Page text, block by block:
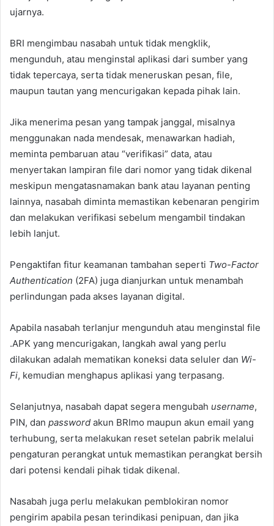
ujarnya.
BRI mengimbau nasabah untuk tidak mengklik,
mengunduh, atau menginstal aplikasi dari sumber yang
tidak tepercaya, serta tidak meneruskan pesan, file,
maupun tautan yang mencurigakan kepada pihak lain.
Jika menerima pesan yang tampak janggal, misalnya
menggunakan nada mendesak, menawarkan hadiah,
meminta pembaruan atau “verifikasi” data, atau
menyertakan lampiran file dari nomor yang tidak dikenal
meskipun mengatasnamakan bank atau layanan penting
lainnya, nasabah diminta memastikan kebenaran pengirim
dan melakukan verifikasi sebelum mengambil tindakan
lebih lanjut.
Pengaktifan fitur keamanan tambahan seperti Two-Factor
Authentication (2FA) juga dianjurkan untuk menambah
perlindungan pada akses layanan digital.
Apabila nasabah terlanjur mengunduh atau menginstal file
.APK yang mencurigakan, langkah awal yang perlu
dilakukan adalah mematikan koneksi data seluler dan Wi-
Fi, kemudian menghapus aplikasi yang terpasang.
Selanjutnya, nasabah dapat segera mengubah username,
PIN, dan password akun BRImo maupun akun email yang
terhubung, serta melakukan reset setelan pabrik melalui
pengaturan perangkat untuk memastikan perangkat bersih
dari potensi kendali pihak tidak dikenal.
Nasabah juga perlu melakukan pemblokiran nomor
pengirim apabila pesan terindikasi penipuan, dan jika